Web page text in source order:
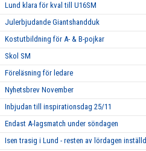
Lund klara för kval till U16SM
Julerbjudande Giantshandduk
Kostutbildning för A- & B-pojkar
Skol SM
Föreläsning för ledare
Nyhetsbrev November
Inbjudan till inspirationsdag 25/11
Endast A-lagsmatch under söndagen
Isen trasig i Lund - resten av lördagen inställd